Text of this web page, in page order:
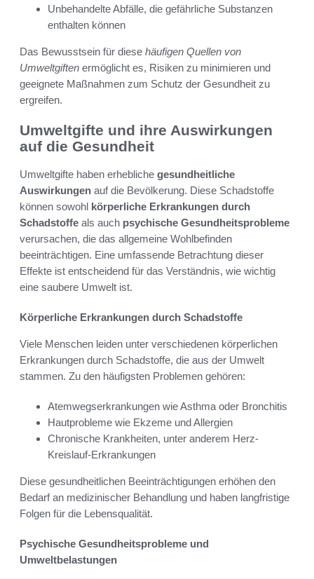
Unbehandelte Abfälle, die gefährliche Substanzen
enthalten können
Das Bewusstsein für diese häufigen Quellen von
Umweltgiften ermöglicht es, Risiken zu minimieren und
geeignete Maßnahmen zum Schutz der Gesundheit zu
ergreifen.
Umweltgifte und ihre Auswirkungen
auf die Gesundheit
Umweltgifte haben erhebliche gesundheitliche
Auswirkungen auf die Bevölkerung. Diese Schadstoffe
können sowohl körperliche Erkrankungen durch
Schadstoffe als auch psychische Gesundheitsprobleme
verursachen, die das allgemeine Wohlbefinden
beeinträchtigen. Eine umfassende Betrachtung dieser
Effekte ist entscheidend für das Verständnis, wie wichtig
eine saubere Umwelt ist.
Körperliche Erkrankungen durch Schadstoffe
Viele Menschen leiden unter verschiedenen körperlichen
Erkrankungen durch Schadstoffe, die aus der Umwelt
stammen. Zu den häufigsten Problemen gehören:
Atemwegserkrankungen wie Asthma oder Bronchitis
Hautprobleme wie Ekzeme und Allergien
Chronische Krankheiten, unter anderem Herz-
Kreislauf-Erkrankungen
Diese gesundheitlichen Beeinträchtigungen erhöhen den
Bedarf an medizinischer Behandlung und haben langfristige
Folgen für die Lebensqualität.
Psychische Gesundheitsprobleme und
Umweltbelastungen